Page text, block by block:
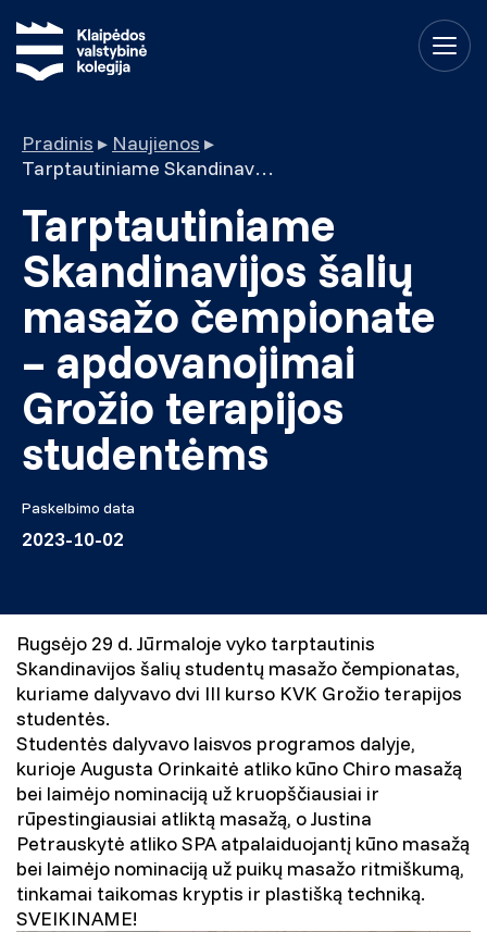
Pradinis ▸ Naujienos ▸
Tarptautiniame Skandinavijos šalių masažo čempionate – apdovanojimai Grožio terapijos studentėms
Tarptautiniame
Skandinavijos šalių
masažo čempionate
– apdovanojimai
Grožio terapijos
studentėms
Paskelbimo data
2023-10-02
Rugsėjo 29 d. Jūrmaloje vyko tarptautinis
Skandinavijos šalių studentų masažo čempionatas,
kuriame dalyvavo dvi III kurso KVK Grožio terapijos
studentės.
Studentės dalyvavo laisvos programos dalyje,
kurioje Augusta Orinkaitė atliko kūno Chiro masažą
bei laimėjo nominaciją už kruopščiausiai ir
rūpestingiausiai atliktą masažą, o Justina
Petrauskytė atliko SPA atpalaiduojantį kūno masažą
bei laimėjo nominaciją už puikų masažo ritmiškumą,
tinkamai taikomas kryptis ir plastišką techniką.
SVEIKINAME!